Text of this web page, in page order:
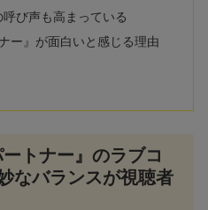
呼び声も高まっている
ー』が面白いと感じる理由
トナー』のラブコ
なバランスが視聴者